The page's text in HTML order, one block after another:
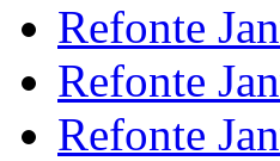
Refonte
Refonte
Refonte